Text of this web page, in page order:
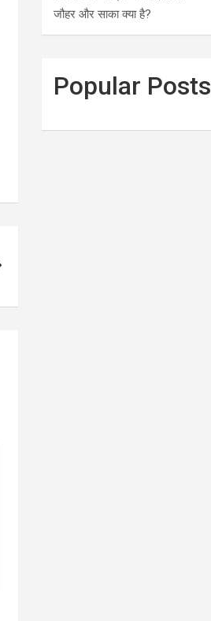
जौहर और साका क्या है?
Popular Posts